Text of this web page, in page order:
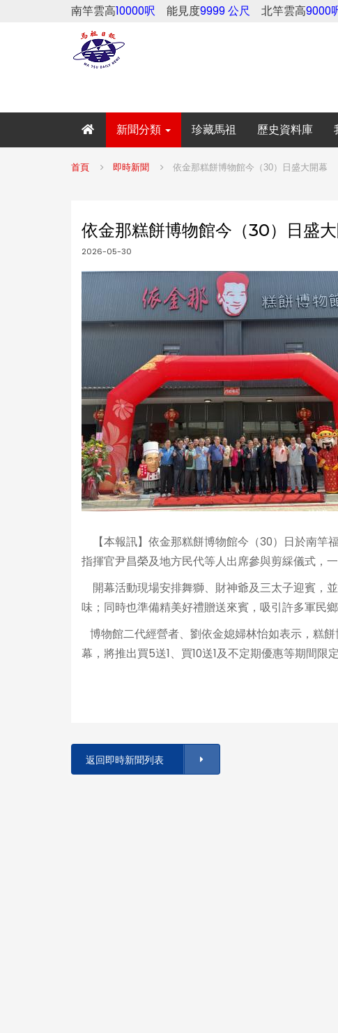
南竿雲高10000呎 能見度9999 公尺 北竿雲高9000
新聞分類 珍藏馬祖 歷史資料庫
首頁 即時新聞 依金那糕餅博物館今（30）日盛大開幕
依金那糕餅博物館今（30）日盛
2026-05-30
【本報訊】依金那糕餅博物館今（30）日於南竿
指揮官尹昌榮及地方民代等人出席參與剪綵儀式，
開幕活動現場安排舞獅、財神爺及三太子迎賓，
味；同時也準備精美好禮贈送來賓，吸引許多軍民
博物館二代經營者、劉依金媳婦林怡如表示，糕
幕，將推出買5送1、買10送1及不定期優惠等期間限定
返回即時新聞列表